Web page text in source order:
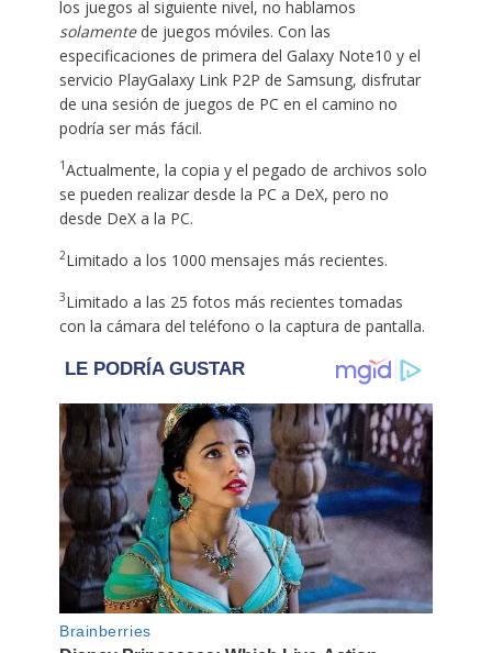
los juegos al siguiente nivel, no hablamos
solamentede juegos móviles. Con las
especificaciones de primera del Galaxy Note10 y el
servicio PlayGalaxy Link P2P de Samsung, disfrutar
de una sesión de juegos de PC en el camino no
podría ser más fácil.
1Actualmente, la copia y el pegado de archivos solo
se pueden realizar desde la PC a DeX, pero no
desde DeX a la PC.
2Limitado a los 1000 mensajes más recientes.
3Limitado a las 25 fotos más recientes tomadas
con la cámara del teléfono o la captura de pantalla.